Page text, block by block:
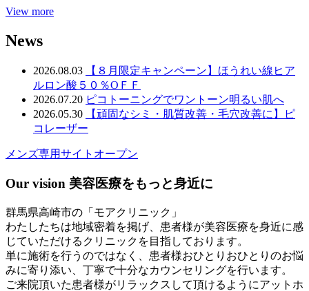
View more
News
2026.08.03
【８月限定キャンペーン】ほうれい線ヒア
ルロン酸５０％OＦＦ
2026.07.20 ピコトーニングでワントーン明るい肌へ
2026.05.30
【頑固なシミ・肌質改善・毛穴改善に】ピ
コレーザー
メンズ専用サイトオープン
Our vision 美容医療をもっと身近に
群馬県高崎市の「モアクリニック」
わたしたちは地域密着を掲げ、患者様が美容医療を身近に感
じていただけるクリニックを目指しております。
単に施術を行うのではなく、患者様おひとりおひとりのお悩
みに寄り添い、丁寧で十分なカウンセリングを行います。
ご来院頂いた患者様がリラックスして頂けるようにアットホ